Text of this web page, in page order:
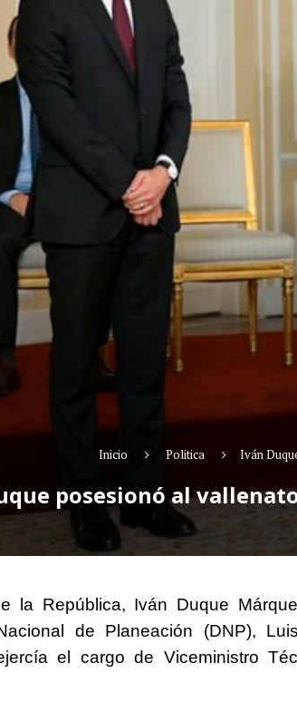
Inicio Politica Iván
posesionó al
la República, Iván Duque
de Planeación (DNP),
el cargo de Viceministro